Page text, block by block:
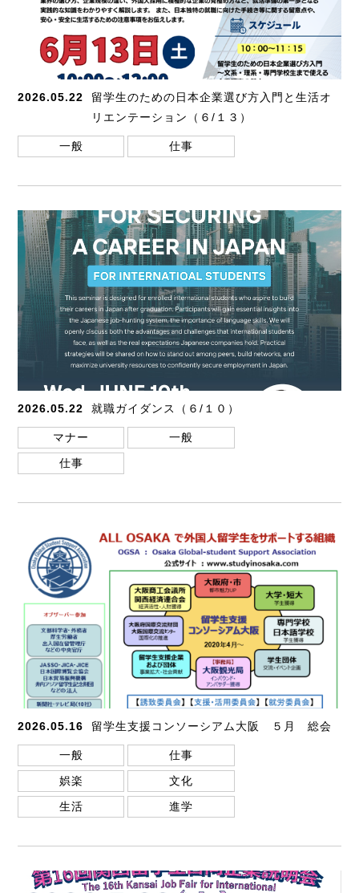
2026.05.22
留学生のための日本企業選び方入門と生活オ
リエンテーション（６/１３）
一般 仕事
2026.05.22 就職ガイダンス（６/１０）
マナー
一般
仕事
2026.05.16 留学生支援コンソーシアム大阪 ５月 総会
一般
仕事
娯楽
文化
生活
進学